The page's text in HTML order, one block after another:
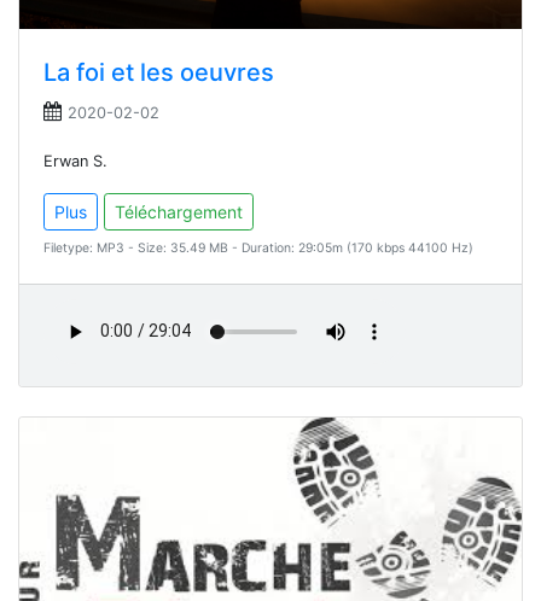
La foi et les oeuvres
2020-02-02
Erwan S.
Plus Téléchargement
Filetype: MP3 - Size: 35.49 MB - Duration: 29:05m (170 kbps 44100 Hz)